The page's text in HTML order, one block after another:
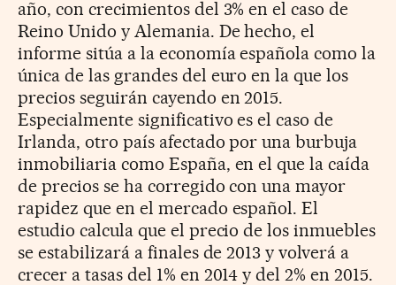
año, con crecimientos del 3% en el caso de
Reino Unido y Alemania. De hecho, el
informe sitúa a la economía española como la
única de las grandes del euro en la que los
precios seguirán cayendo en 2015.
Especialmente significativo es el caso de
Irlanda, otro país afectado por una burbuja
inmobiliaria como España, en el que la caída
de precios se ha corregido con una mayor
rapidez que en el mercado español. El
estudio calcula que el precio de los inmuebles
se estabilizará a finales de 2013 y volverá a
crecer a tasas del 1% en 2014 y del 2% en 2015.